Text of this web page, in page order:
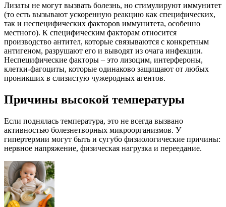
Лизаты не могут вызвать болезнь, но стимулируют иммунитет
(то есть вызывают ускоренную реакцию как специфических,
так и неспецифических факторов иммунитета, особенно
местного). К специфическим факторам относится
производство антител, которые связываются с конкретным
антигеном, разрушают его и выводят из очага инфекции.
Неспецифические факторы – это лизоцим, интерфероны,
клетки-фагоциты, которые одинаково защищают от любых
проникших в слизистую чужеродных агентов.
Причины высокой температуры
Если поднялась температура, это не всегда вызвано
активностью болезнетворных микроорганизмов. У
гипертермии могут быть и сугубо физиологические причины:
нервное напряжение, физическая нагрузка и переедание.